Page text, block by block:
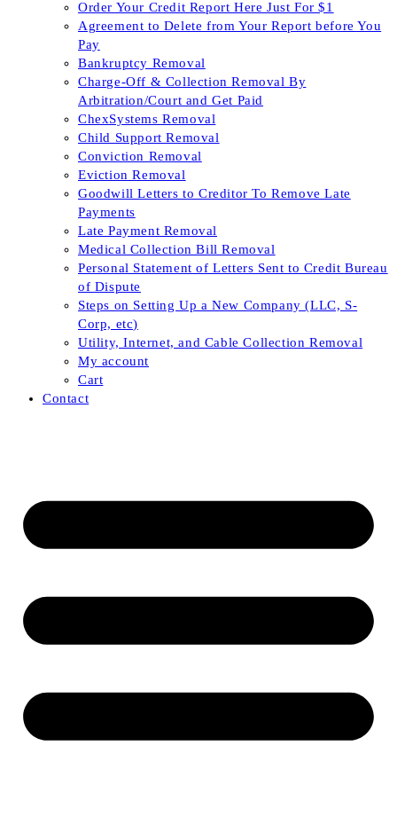
Order Your Credit Report Here Just For $1
Agreement to Delete from Your Report before You
Pay
Bankruptcy Removal
Charge-Off & Collection Removal By
Arbitration/Court and Get Paid
ChexSystems Removal
Child Support Removal
Conviction Removal
Eviction Removal
Goodwill Letters to Creditor To Remove Late
Payments
Late Payment Removal
Medical Collection Bill Removal
Personal Statement of Letters Sent to Credit Bureau
of Dispute
Steps on Setting Up a New Company (LLC, S-
Corp, etc)
Utility, Internet, and Cable Collection Removal
My account
Cart
Contact